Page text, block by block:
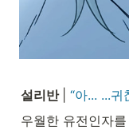
설리반
“아... ...귀
우월한 유전인자